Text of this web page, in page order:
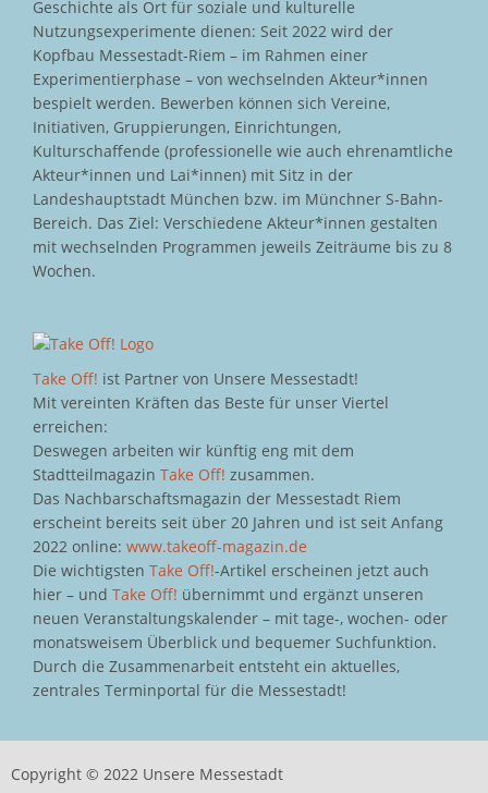
Geschichte als Ort für soziale und kulturelle
Nutzungsexperimente dienen: Seit 2022 wird der
Kopfbau Messestadt-Riem – im Rahmen einer
Experimentierphase – von wechselnden Akteur*innen
bespielt werden. Bewerben können sich Vereine,
Initiativen, Gruppierungen, Einrichtungen,
Kulturschaffende (professionelle wie auch ehrenamtliche
Akteur*innen und Lai*innen) mit Sitz in der
Landeshauptstadt München bzw. im Münchner S-Bahn-
Bereich. Das Ziel: Verschiedene Akteur*innen gestalten
mit wechselnden Programmen jeweils Zeiträume bis zu 8
Wochen.
Take Off! ist Partner von Unsere Messestadt!
Mit vereinten Kräften das Beste für unser Viertel
erreichen:
Deswegen arbeiten wir künftig eng mit dem
Stadtteilmagazin Take Off! zusammen.
Das Nachbarschaftsmagazin der Messestadt Riem
erscheint bereits seit über 20 Jahren und ist seit Anfang
2022 online: www.takeoff-magazin.de
Die wichtigsten Take Off!-Artikel erscheinen jetzt auch
hier – und Take Off! übernimmt und ergänzt unseren
neuen Veranstaltungskalender – mit tage-, wochen- oder
monatsweisem Überblick und bequemer Suchfunktion.
Durch die Zusammenarbeit entsteht ein aktuelles,
zentrales Terminportal für die Messestadt!
Copyright © 2022 Unsere Messestadt